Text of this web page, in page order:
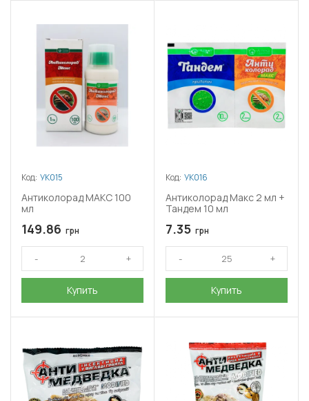
Код: УК015
Антиколорад МАКС 100
мл
149.86 грн
Купить
Код: УК016
Антиколорад Макс 2 мл +
Тандем 10 мл
7.35 грн
Купить